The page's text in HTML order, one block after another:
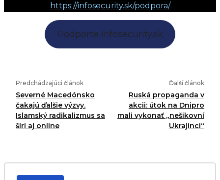
https://infosecurity.sk/podpora/
Podporte Infosecurity.sk
Predchádzajúci článok
Severné Macedónsko
čakajú ďalšie výzvy.
Islamský radikalizmus sa
šíri aj online
Ďalší článok
Ruská propaganda v
akcii: útok na Dnipro
mali vykonať „nešikovní
Ukrajinci“